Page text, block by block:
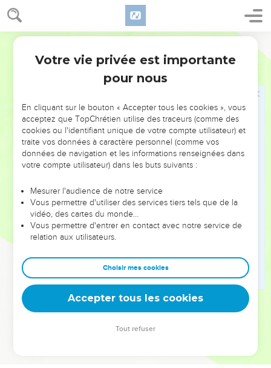
1 Chroniques Introduction
c’est le trône de son descendant qui « sera inébranlable à
perpétuité » (17.14). C’est pourquoi le Chroniste ne
mentionne que la généalogie et la mort de Saül (9.35 à
10.14). Il met en évidence le rôle central, emblématique, de
passant sous silence l’adultère commis avec Bath-Chéba, le
meurtre d’Urie et la révolte d’Absalom. Dans 2 Chroniques,
il négligera totalement, après le schisme, l’histoire des rois
d’Israël, pour se concentrer sur celle des rois de Juda,
héritiers de la promesse. Privés de roi, les Israélites revenus
d’exil ont dû être fortifiés dans leur espérance messianique
Mais la grande œuvre de David est celle qu’il n’a pas faite !
Désireux de construire un Temple pour Dieu (17.1), il ne peut
qu’organiser les préparatifs de la construction : il choisit
nécessaires (ch.22) et le mandate publiquement pour sa
construction (ch.28). Le second livre des Chroniques en
décrit la réalisation et en révèle l’importance.
permission. All rights reserved worldwide.
Votre vie privée est importante
pour nous
En cliquant sur le bouton « Accepter tous les cookies », vous
acceptez que TopChrétien utilise des traceurs (comme des
cookies ou l'identifiant unique de votre compte utilisateur) et
traite vos données à caractère personnel (comme vos
données de navigation et les informations renseignées dans
votre compte utilisateur) dans les buts suivants :
Mesurer l'audience de notre service
Vous permettre d'utiliser des services tiers tels que de la
vidéo, des cartes du monde…
Vous permettre d'entrer en contact avec notre service de
relation aux utilisateurs.
Choisir mes cookies
Accepter tous les cookies
Tout refuser